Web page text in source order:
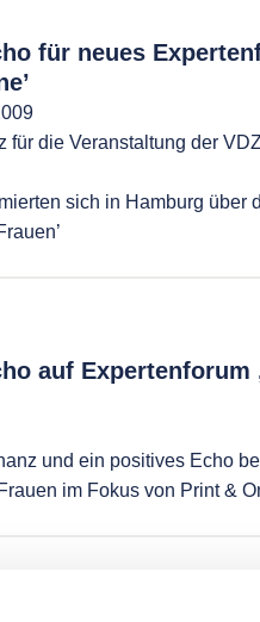
für neues
für die Veranstaltung der
sich in Hamburg über
auf Expertenforum
und ein positives Echo
im Fokus von Print &